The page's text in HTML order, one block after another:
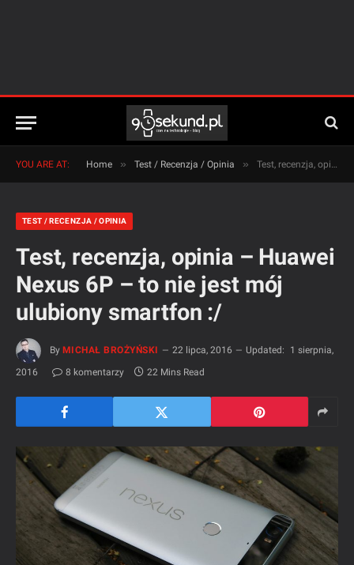
YOU ARE AT: Home » Test / Recenzja / Opinia » Test, recenzja, opinia – Huawei Nexus 6P – to nie jest mój ulubiony smartfon :/
TEST / RECENZJA / OPINIA
Test, recenzja, opinia – Huawei
Nexus 6P – to nie jest mój
ulubiony smartfon :/
By MICHAŁ BROŻYŃSKI 22 lipca, 2016 Updated:
1 sierpnia,
2016
8 komentarzy 22 Mins Read